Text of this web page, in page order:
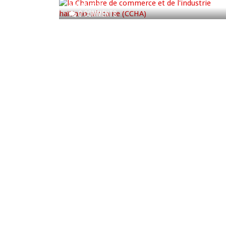
0 COMMENTS
AUG 05, 2026